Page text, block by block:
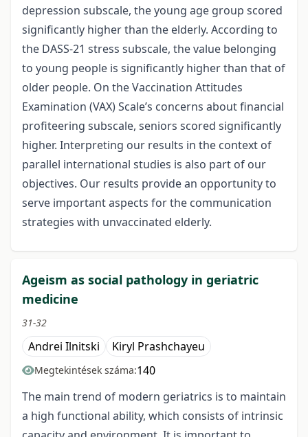
depression subscale, the young age group scored
significantly higher than the elderly. According to
the DASS-21 stress subscale, the value belonging
to young people is significantly higher than that of
older people. On the Vaccination Attitudes
Examination (VAX) Scale’s concerns about financial
profiteering subscale, seniors scored significantly
higher. Interpreting our results in the context of
parallel international studies is also part of our
objectives. Our results provide an opportunity to
serve important aspects for the communication
strategies with unvaccinated elderly.
Ageism as social pathology in geriatric
medicine
31-32
Andrei Ilnitski Kiryl Prashchayeu
Megtekintések száma:140
The main trend of modern geriatrics is to maintain
a high functional ability, which consists of intrinsic